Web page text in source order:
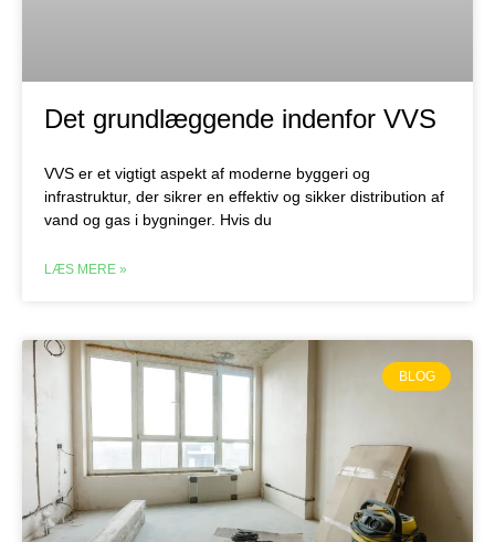
Det grundlæggende indenfor VVS
VVS er et vigtigt aspekt af moderne byggeri og
infrastruktur, der sikrer en effektiv og sikker distribution af
vand og gas i bygninger. Hvis du
LÆS MERE »
BLOG